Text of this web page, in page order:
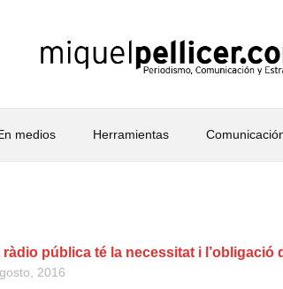
medios Herramientas
pública té la necessitat i l’obligació
2016